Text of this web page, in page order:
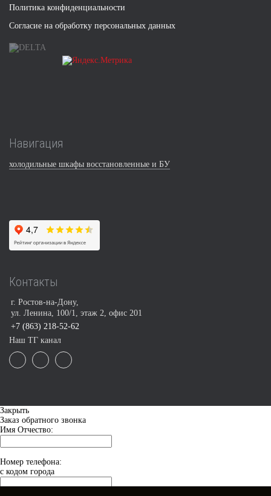
Политика конфиденциальности
Согласие на обработку персональных данных
Навигация
холодильные шкафы восстановленные и БУ
Контакты
г. Ростов-на-Дону,
ул. Ленина, 100/1, этаж 2, офис 201
+7 (863) 218-52-62
Наш ТГ канал
Закрыть
Заказ обратного звонка
Имя Отчество:
Номер телефона:
с кодом города